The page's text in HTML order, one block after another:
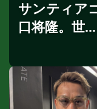
サンティア
口将隆。世...